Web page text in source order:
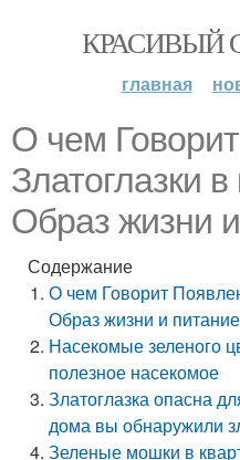
КРАСИВЫЙ
главная
О чем
Златоглазки в
Образ жизни
Содержание
О чем Говорит
Образ жизни и питание
Насекомые зеленого
полезное насекомое
Златоглазка опасна
дома вы обнаружили
Зеленые мошки в